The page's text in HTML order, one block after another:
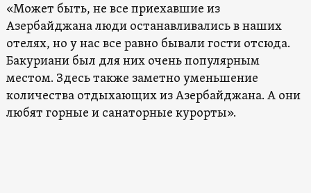
«Может быть, не все приехавшие из
Азербайджана люди останавливались в наших
отелях, но у нас все равно бывали гости отсюда.
Бакуриани был для них очень популярным
местом. Здесь также заметно уменьшение
количества отдыхающих из Азербайджана. А они
любят горные и санаторные курорты».